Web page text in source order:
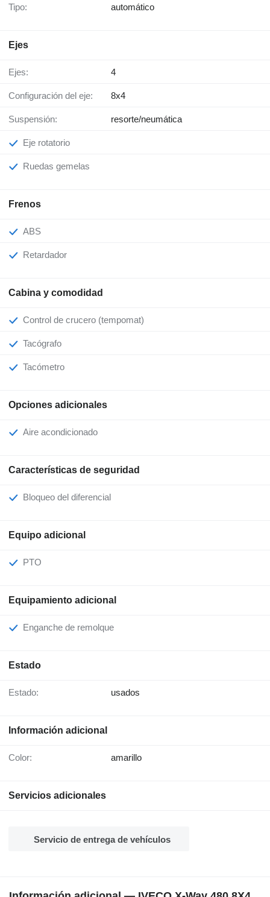
Tipo: automático
Ejes
Ejes: 4
Configuración del eje: 8x4
Suspensión: resorte/neumática
Eje rotatorio
Ruedas gemelas
Frenos
ABS
Retardador
Cabina y comodidad
Control de crucero (tempomat)
Tacógrafo
Tacómetro
Opciones adicionales
Aire acondicionado
Características de seguridad
Bloqueo del diferencial
Equipo adicional
PTO
Equipamiento adicional
Enganche de remolque
Estado
Estado: usados
Información adicional
Color: amarillo
Servicios adicionales
Servicio de entrega de vehículos